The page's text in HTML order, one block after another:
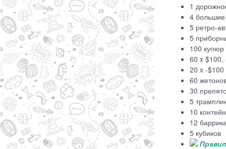
1
4
5 ретро-
5
100 купюр
60 x $100,
20 x -
60
30
5
10
12
5 кубиков